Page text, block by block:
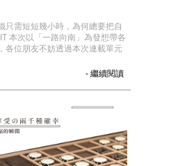
只需短短幾小時，為何總要把自
本次以「一路向南」為發想帶各
各位朋友不妨透過本次連載單元
- 繼續閱讀